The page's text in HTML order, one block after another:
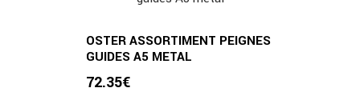
OSTER ASSORTIMENT PEIGNES
GUIDES A5 METAL
72.35€